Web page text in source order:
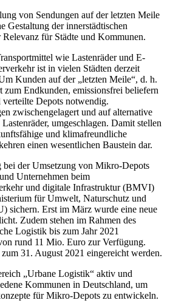
von Sendungen auf der letzten Meile
Gestaltung der innerstädtischen
für Städte und Kommunen.
wie Lastenräder und E-
ist in vielen Städten derzeit
Kunden auf der „letzten Meile“, d. h.
zum Endkunden, emissionsfrei beliefern
Depots notwendig.
zwischengelagert und auf alternative
umgeschlagen. Damit stellen
und klimafreundliche
einen wesentlichen Baustein dar.
bei der Umsetzung von Mikro-Depots
Unternehmen beim
und digitale Infrastruktur (BMVI)
für Umwelt, Naturschutz und
sichern. Erst im März wurde eine neue
Zudem stehen im Rahmen des
Logistik bis zum Jahr 2021
rund 11 Mio. Euro zur Verfügung.
31. August 2021 eingereicht werden.
„Urbane Logistik“ aktiv und
Kommunen in Deutschland, um
für Mikro-Depots zu entwickeln.